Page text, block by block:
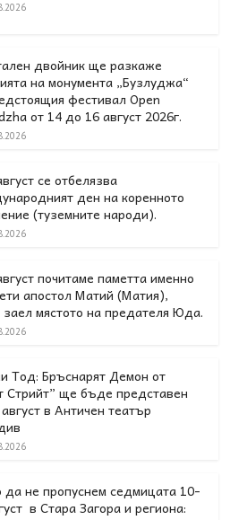
двойник ще разкаже
на монумента „Бузлуджа“
фестивал Open
от 14 до 16 август 2026г.
се отбелязва
ден на коренното
(туземните народи).
почитаме паметта именно
апостол Матий (Матия),
заел мястото на предателя Юда.
Тод: Бръснарят Демон от
Стрийт” ще бъде представен
в Античен театър
да не пропуснем седмицата 10-
в Стара Загора и региона: